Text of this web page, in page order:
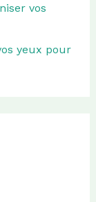
vos
yeux pour